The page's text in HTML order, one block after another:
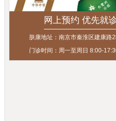
网上预约 优先就
肤康地址：南京市秦淮区建康路
门诊时间：周一至周日 8:00-